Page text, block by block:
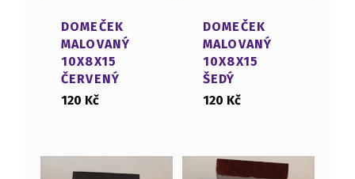
DOMEČEK
MALOVANÝ
10X8X15
ČERVENÝ
120 Kč
DOMEČEK
MALOVANÝ
10X8X15
ŠEDÝ
120 Kč